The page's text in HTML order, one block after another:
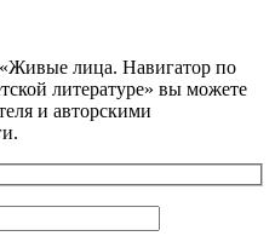
лица. Навигатор по
литературе» вы можете
и авторскими